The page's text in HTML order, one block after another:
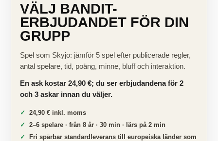
VÄLJ BANDIT-
ERBJUDANDET FÖR DIN
GRUPP
Spel som Skyjo: jämför 5 spel efter publicerade regler,
antal spelare, tid, poäng, minne, bluff och interaktion.
En ask kostar 24,90 €; du ser erbjudandena för 2
och 3 askar innan du väljer.
24,90 € inkl. moms
2–6 spelare · från 8 år · 30 min · lärs på 2 min
Fri spårbar standardleverans till europeiska länder som